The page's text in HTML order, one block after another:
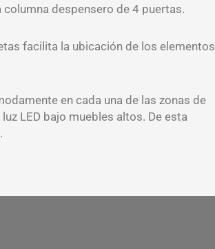
despensero de 4 puertas.
facilita la ubicación de los elementos
en cada una de las zonas de
LED bajo muebles altos. De esta